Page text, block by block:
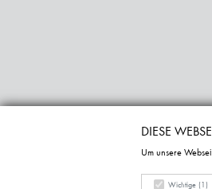
DIESE
Um unsere
Wichtige (1)